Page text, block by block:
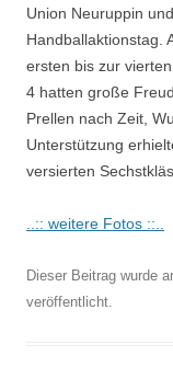
Union Neuruppin
Handballaktionstag.
ersten bis zur
4 hatten große
Prellen nach Zeit,
Unterstützung
versierten
..:: weitere Fotos ::..
Dieser Beitrag wurde
veröffentlicht.